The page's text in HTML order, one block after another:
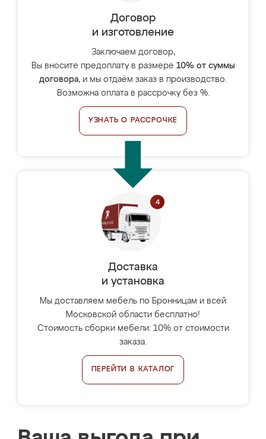
Договор
и изготовление
Заключаем договор,
Вы вносите предоплату в размере 10% от суммы
договора, и мы отдаём заказ в производство.
Возможна оплата в рассрочку без %.
УЗНАТЬ О РАССРОЧКЕ
Доставка
и установка
Мы доставляем мебель по Бронницам и всей
Московской области бесплатно!
Стоимость сборки мебели: 10% от стоимости
заказа.
ПЕРЕЙТИ В КАТАЛОГ